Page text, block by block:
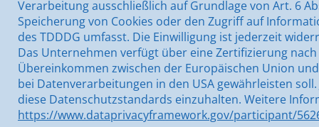
Verarbeitung ausschließlich auf Grundlage von Art. 6
Speicherung von Cookies oder den Zugriff auf
des TDDDG umfasst. Die Einwilligung ist jederzeit
Das Unternehmen verfügt über eine Zertifizierung nach
Übereinkommen zwischen der Europäischen Union
bei Datenverarbeitungen in den USA gewährleisten
diese Datenschutzstandards einzuhalten. Weitere
https://www.dataprivacyframework.gov/participant/